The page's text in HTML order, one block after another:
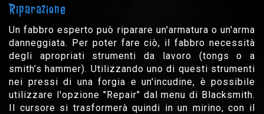
Riparazione
Un fabbro esperto può riparare un'armatura o un'arma
danneggiata. Per poter fare ciò, il fabbro necessità
degli apropriati strumenti da lavoro (tongs o a
smith’s hammer). Utilizzando uno di questi strumenti
nei pressi di una forgia e un'incudine, è possibile
utilizzare l'opzione "Repair" dal menu di Blacksmith.
Il cursore si trasformerà quindi in un mirino, con il